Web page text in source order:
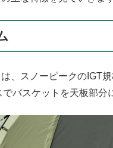
、スノーピークのIGT
バスケットを天板部分